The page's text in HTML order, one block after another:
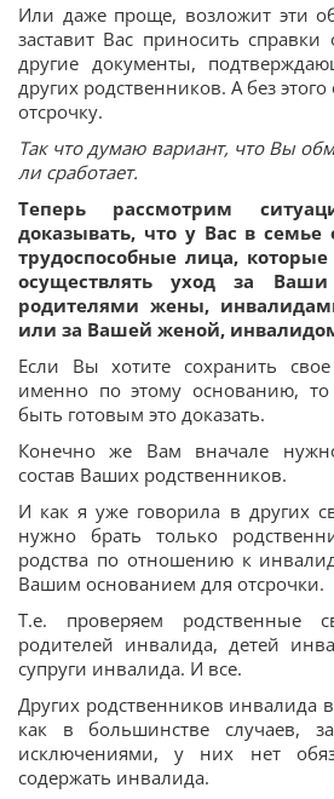
Или даже проще, возложит эти
заставит Вас приносить
другие документы,
других родственников. А без
отсрочку.
Так что думаю вариант, что Вы
ли сработает.
Теперь рассмотрим
доказывать, что у Вас в семье
трудоспособные лица,
осуществлять уход за
родителями жены,
или за Вашей женой,
Если Вы хотите сохранить
именно по этому основанию,
быть готовым это доказать.
Конечно же Вам вначале
состав Ваших родственников.
И как я уже говорила в других
нужно брать только
родства по отношению к
Вашим основанием для отсрочки.
Т.е. проверяем родственные
родителей инвалида, детей
супруги инвалида. И все.
Других родственников инвалида
как в большинстве случаев,
исключениями, у них нет
содержать инвалида.